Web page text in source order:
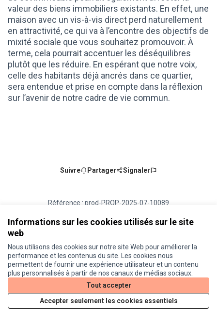
Informations sur les cookies utilisés sur le site
web
Nous utilisons des cookies sur notre site Web pour améliorer la
performance et les contenus du site. Les cookies nous
permettent de fournir une expérience utilisateur et un contenu
plus personnalisés à partir de nos canaux de médias sociaux.
Tout accepter
Accepter seulement les cookies essentiels
valeur des biens immobiliers existants. En effet, une
maison avec un vis-à-vis direct perd naturellement
en attractivité, ce qui va à l’encontre des objectifs de
mixité sociale que vous souhaitez promouvoir. À
terme, cela pourrait accentuer les déséquilibres
plutôt que les réduire. En espérant que notre voix,
celle des habitants déjà ancrés dans ce quartier,
sera entendue et prise en compte dans la réflexion
sur l’avenir de notre cadre de vie commun.
Suivre Partager Signaler
Référence : prod-PROP-2025-07-10089
Vérifiez l'empreinte numérique
Conditions d'utilisation
Paramètres des cookies
Je participe ! sur X
(Lien externe)
Je participe ! sur Facebook
Je participe ! sur Instagram